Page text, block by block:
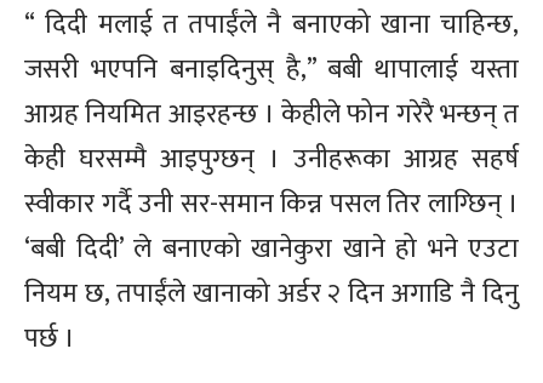
“ दिदी मलाई त तपाईंले नै बनाएको खाना चाहिन्छ,
जसरी भएपनि बनाइदिनुस् है,” बबी थापालाई यस्ता
आग्रह नियमित आइरहन्छ । केहीले फोन गरेरै भन्छन् त
केही घरसम्मै आइपुग्छन् । उनीहरूका आग्रह सहर्ष
स्वीकार गर्दै उनी सर-समान किन्न पसल तिर लाग्छिन् ।
‘बबी दिदी’ ले बनाएको खानेकुरा खाने हो भने एउटा
नियम छ, तपाईंले खानाको अर्डर २ दिन अगाडि नै दिनु
पर्छ ।